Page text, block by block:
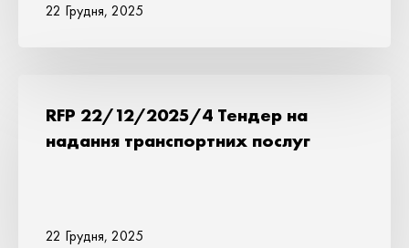
22 Грудня, 2025
RFP 22/12/2025/4 Тендер на
надання транспортних послуг
22 Грудня, 2025